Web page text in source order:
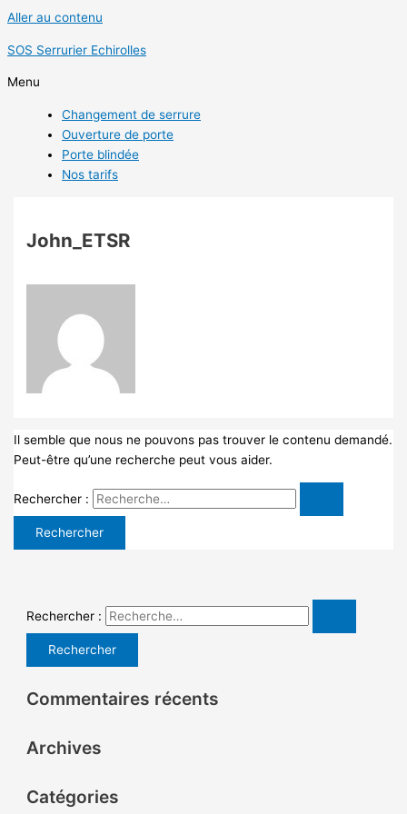
Aller au contenu
SOS Serrurier Echirolles
Menu
Changement de serrure
Ouverture de porte
Porte blindée
Nos tarifs
John_ETSR
Il semble que nous ne pouvons pas trouver le contenu demandé.
Peut-être qu’une recherche peut vous aider.
Rechercher :
Rechercher :
Commentaires récents
Archives
Catégories